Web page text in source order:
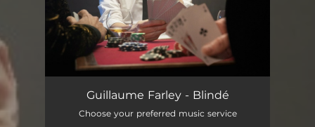
Moi ça va
Pour toujours un faux rêveur 03:57
Guillaume Farley - Blindé
Choose your preferred music service